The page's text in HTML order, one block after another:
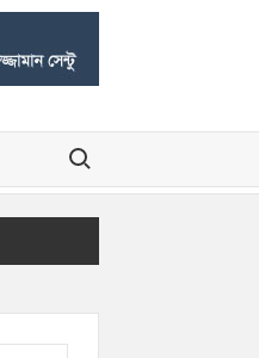
Search for: